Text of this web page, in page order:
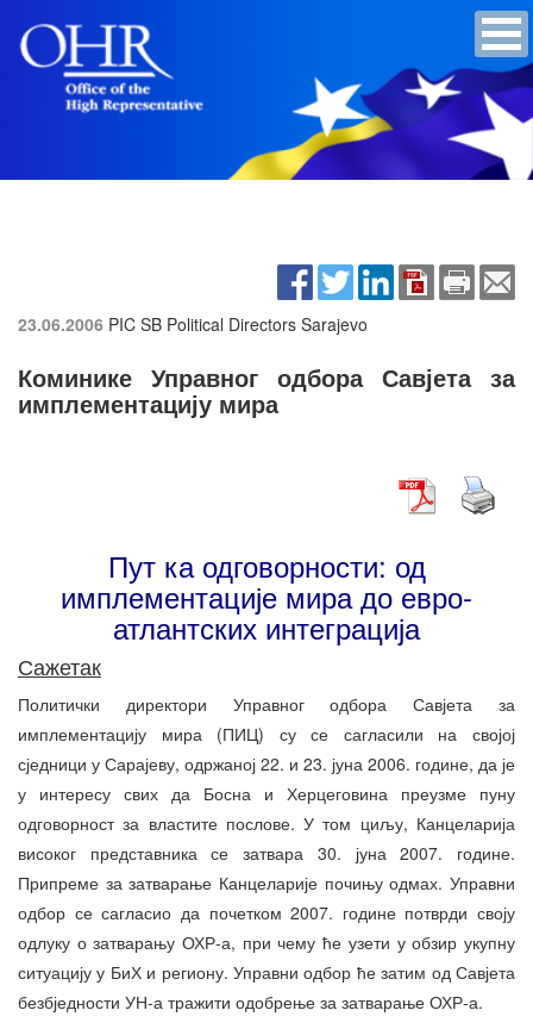
23.06.2006 PIC SB Political Directors Sarajevo
Коминике Управног одбора Савјета за
имплементацију мира
Пут ка одговорности: од
имплементације мира до евро-
атлантских интеграција
Сажетак
Политички директори Управног одбора Савјета за
имплементацију мира (ПИЦ) су се сагласили на својој
сједници у Сарајеву, одржаној 22. и 23. јуна 2006. године, да је
у интересу свих да Босна и Херцеговина преузме пуну
одговорност за властите послове. У том циљу, Канцеларија
високог представника се затвара 30. јуна 2007. године.
Припреме за затварање Канцеларије почињу одмах. Управни
одбор се сагласио да почетком 2007. године потврди своју
одлуку о затварању ОХР-а, при чему ће узети у обзир укупну
ситуацију у БиХ и региону. Управни одбор ће затим од Савјета
безбједности УН-а тражити одобрење за затварање ОХР-а.